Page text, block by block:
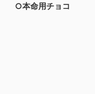
○本命用チョコ